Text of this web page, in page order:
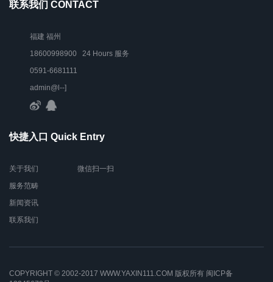
联系我们 CONTACT
福建 福州
18600998900 24 Hours 服务
0591-6681111
admin@l--]
快捷入口 Quick Entry
关于我们
服务范畴
新闻资讯
联系我们
微信扫一扫
COPYRIGHT © 2002-2017 WWW.YAXIN111.COM 版权所有 闽ICP备